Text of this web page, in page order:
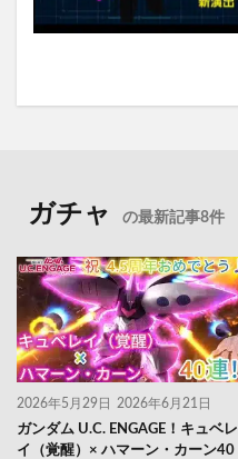
ガチャ の最新記事8件
2026年5月29日 2026年6月21日
ガンダム U.C. ENGAGE！キュベレ
イ（覚醒）× ハマーン・カーン40